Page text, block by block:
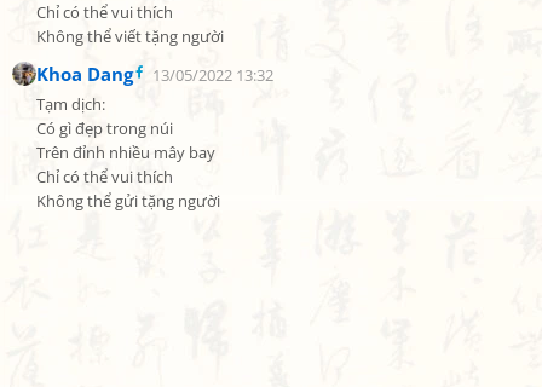
Chỉ có thể vui thích
Không thể viết tặng người
Khoa Dang
13/05/2022 13:32
Tạm dịch:
Có gì đẹp trong núi
Trên đỉnh nhiều mây bay
Chỉ có thể vui thích
Không thể gửi tặng người